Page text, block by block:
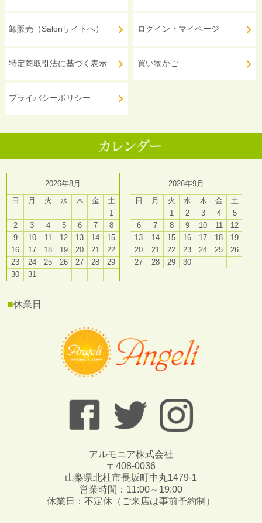
卸販売（Salonサイトへ）
特定商取引法に基づく表示
プライバシーポリシー
ログイン・マイページ
買い物かご
2026年8月
日
月 火 水 木 金
土
1
2
3 4 5 6 7
8
9
10 11 12 13 14
15
16
17 18 19 20 21
22
23
24 25 26 27 28
29
30
31
2026年9月
日
月 火 水 木 金
土
1
2 3 4
5
6
7 8 9 10 11
12
13
14 15 16 17 18
19
20
21 22 23 24 25
26
27
28 29 30
■休業日
アルモニア株式会社
〒408-0036
山梨県北杜市長坂町中丸1479-1
営業時間：11:00～19:00
休業日：不定休（ご来店は事前予約制）